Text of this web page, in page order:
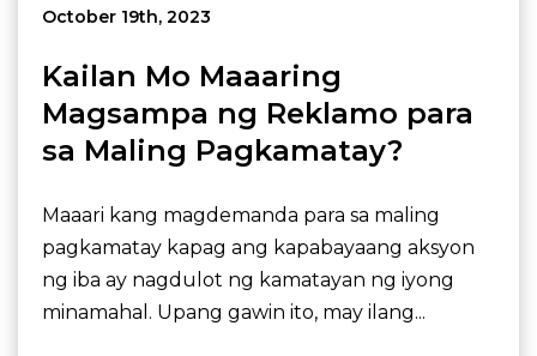
October 19th, 2023
Kailan Mo Maaaring
Magsampa ng Reklamo para
sa Maling Pagkamatay?
Maaari kang magdemanda para sa maling
pagkamatay kapag ang kapabayaang aksyon
ng iba ay nagdulot ng kamatayan ng iyong
minamahal. Upang gawin ito, may ilang...